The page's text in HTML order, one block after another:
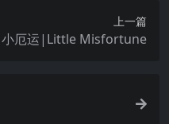
上一篇
小厄运|Little Misfortune